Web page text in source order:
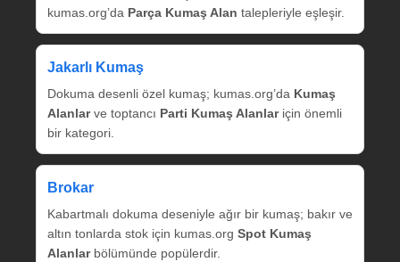
kumas.org’da Parça Kumaş Alan talepleriyle eşleşir.
Jakarlı Kumaş
Dokuma desenli özel kumaş; kumas.org’da Kumaş
Alanlarve toptancı Parti Kumaş Alanlariçin önemli
bir kategori.
Brokar
Kabartmalı dokuma deseniyle ağır bir kumaş; bakır ve
altın tonlarda stok için kumas.org Spot Kumaş
Alanlarbölümünde popülerdir.